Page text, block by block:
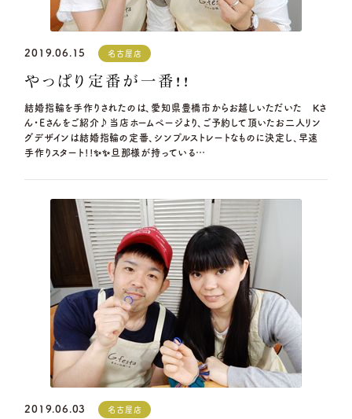
2019.06.15 名古屋店
やっぱり定番が一番!!
結婚指輪を手作りされたのは、愛知県豊橋市からお越しいただいた Kさ
ん・Eさんをご紹介♪当店ホームページより、ご予約して頂いたお二人リン
グデザインは結婚指輪の定番、シンプルストレートなものに決定し、早速
手作りスタート!!✨✨旦那様が持っている…
2019.06.03 名古屋店